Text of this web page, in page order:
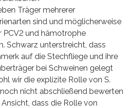
Träger mehrerer
sind und möglicherweise
PCV2 und hämotrophe
Schwarz unterstreicht, dass
auf die Stechfliege und ihre
bei Schweinen gelegt
wir die explizite Rolle von S.
nicht abschließend bewerten
dass die Rolle von